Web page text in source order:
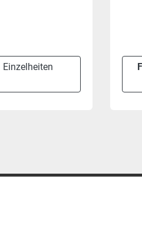
Einzelheiten